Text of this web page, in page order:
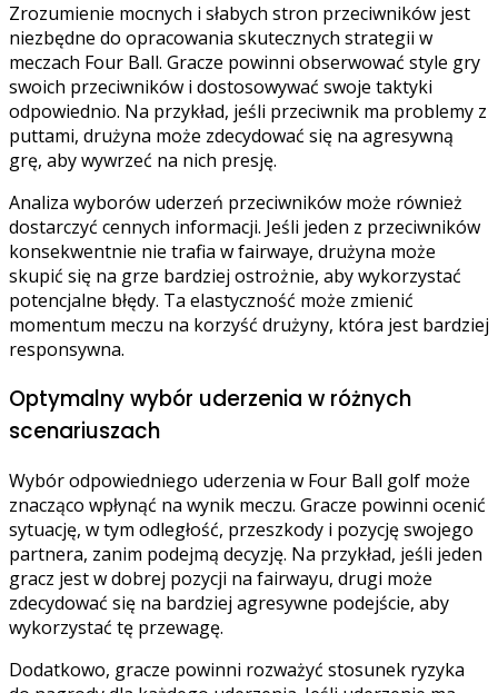
Zrozumienie mocnych i słabych stron przeciwników jest
niezbędne do opracowania skutecznych strategii w
meczach Four Ball. Gracze powinni obserwować style gry
swoich przeciwników i dostosowywać swoje taktyki
odpowiednio. Na przykład, jeśli przeciwnik ma problemy z
puttami, drużyna może zdecydować się na agresywną
grę, aby wywrzeć na nich presję.
Analiza wyborów uderzeń przeciwników może również
dostarczyć cennych informacji. Jeśli jeden z przeciwników
konsekwentnie nie trafia w fairwaye, drużyna może
skupić się na grze bardziej ostrożnie, aby wykorzystać
potencjalne błędy. Ta elastyczność może zmienić
momentum meczu na korzyść drużyny, która jest bardziej
responsywna.
Optymalny wybór uderzenia w różnych
scenariuszach
Wybór odpowiedniego uderzenia w Four Ball golf może
znacząco wpłynąć na wynik meczu. Gracze powinni ocenić
sytuację, w tym odległość, przeszkody i pozycję swojego
partnera, zanim podejmą decyzję. Na przykład, jeśli jeden
gracz jest w dobrej pozycji na fairwayu, drugi może
zdecydować się na bardziej agresywne podejście, aby
wykorzystać tę przewagę.
Dodatkowo, gracze powinni rozważyć stosunek ryzyka